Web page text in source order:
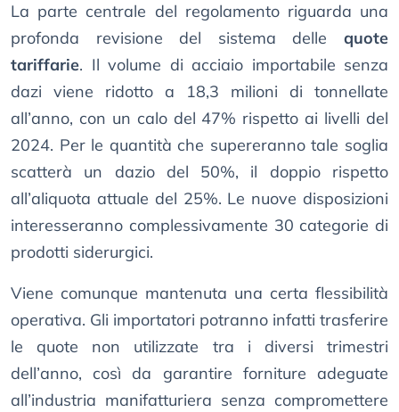
La parte centrale del regolamento riguarda una
profonda revisione del sistema delle quote
tariffarie. Il volume di acciaio importabile senza
dazi viene ridotto a 18,3 milioni di tonnellate
all’anno, con un calo del 47% rispetto ai livelli del
2024. Per le quantità che supereranno tale soglia
scatterà un dazio del 50%, il doppio rispetto
all’aliquota attuale del 25%. Le nuove disposizioni
interesseranno complessivamente 30 categorie di
prodotti siderurgici.
Viene comunque mantenuta una certa flessibilità
operativa. Gli importatori potranno infatti trasferire
le quote non utilizzate tra i diversi trimestri
dell’anno, così da garantire forniture adeguate
all’industria manifatturiera senza compromettere